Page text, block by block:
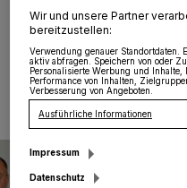
01.07.2022 , 12:29 Uhr
Wir und unsere Partner
bereitzustellen:
Verwendung genauer Standortdaten.
aktiv abfragen. Speichern von oder
Personalisierte Werbung und
Performance von Inhalten,
Verbesserung von Angeboten.
Ausführliche Informationen
Impressum
Datenschutz